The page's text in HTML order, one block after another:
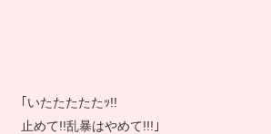
｢いたたたたたｯ!!
止めて!!乱暴はやめて!!!｣